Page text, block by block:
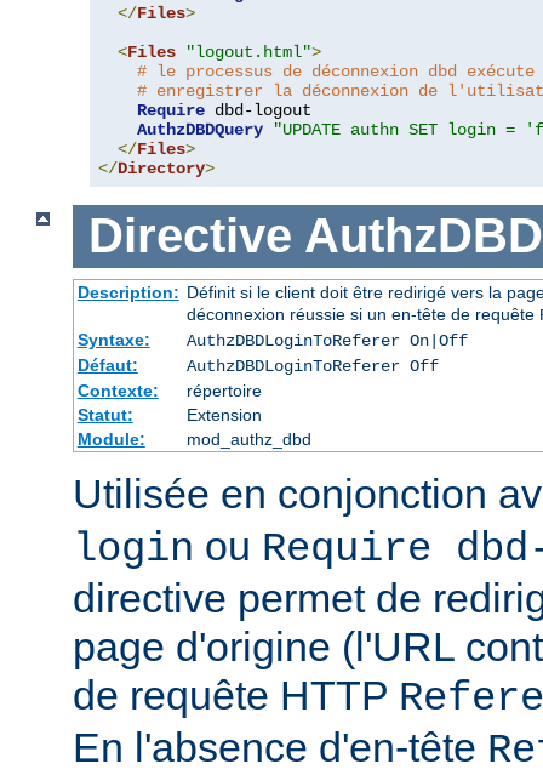
</Files>
<Files "logout.html">
# le processus de déconnexion dbd
# enregistrer la déconnexion de
Require dbd-logout
AuthzDBDQuery
"UPDATE authn SET login =
</Files>
</Directory>
Directive
Description: Définit si le client doit être redirigé vers la
déconnexion réussie si un en-tête de requête
Syntaxe:
AuthzDBDLoginToReferer On|Off
Défaut:
AuthzDBDLoginToReferer Off
Contexte:
répertoire
Statut:
Extension
Module:
mod_authz_dbd
Utilisée en conjonction
login ou Require
directive permet de
page d'origine (l'URL
de requête HTTP
En l'absence d'en-tête